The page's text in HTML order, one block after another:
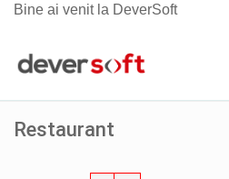
Bine ai venit la DeverSoft
Restaurant